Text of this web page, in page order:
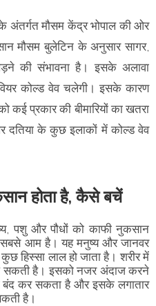
के अंतर्गत मौसम केंद्र भोपाल की ओर
मौसम बुलेटिन के अनुसार सागर,
की संभावना है। इसके अलावा
कोल्ड वेव चलेगी। इसके कारण
कई प्रकार की बीमारियों का खतरा
दतिया के कुछ इलाकों में कोल्ड वेव
होता है, कैसे बचें
पशु और पौधों को काफी नुकसान
आम है। यह मनुष्य और जानवर
हिस्सा लाल हो जाता है। शरीर में
सकती है। इसको नजर अंदाज करने
बंद कर सकता है और इसके लगातार
है।